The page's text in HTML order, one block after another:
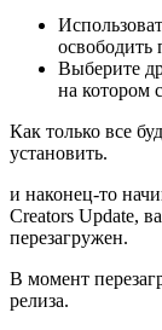
освободить
Выберите
на котором
Как только все
установить.
и наконец-то
Creators Update,
перезагружен.
В момент
релиза.